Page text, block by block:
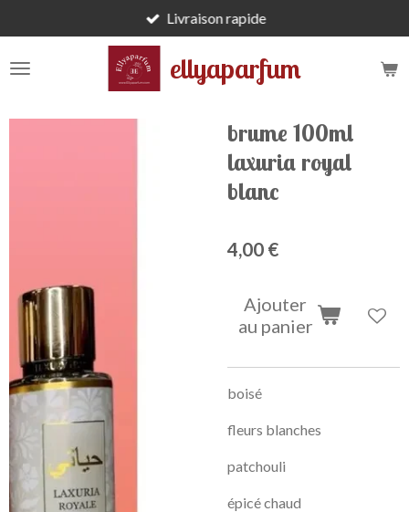
au
contenu
ellyaparfum
Livraison rapide
brume 100ml
laxuria royal
blanc
4,00 €
Ajouter
au panier
boisé
fleurs blanches
patchouli
épicé chaud